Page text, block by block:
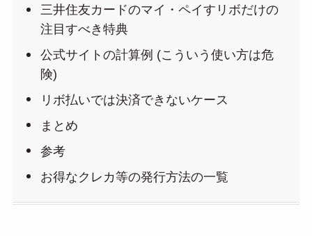
三井住友カードのマイ・ペイすリボだけの
注目すべき特典
公式サイトの計算例 (こういう使い方は危
険)
リボ払いでは決済できないケース
まとめ
参考
お得なクレカ等の発行方法の一覧